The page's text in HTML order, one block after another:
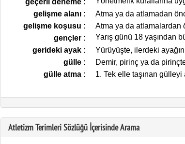
geçerli deneme :
gelişme alanı : Atma ya da atlamadan
gelişme koşusu : Atma ya da atlamalardan
gençler :
Yarış günü 18 yaşından
gerideki ayak : Yürüyüşte, ilerdeki
gülle : Demir, pirinç ya da
gülle atma : 1. Tek elle taşınan
Atletizm Terimleri Sözlüğü İçerisinde Arama